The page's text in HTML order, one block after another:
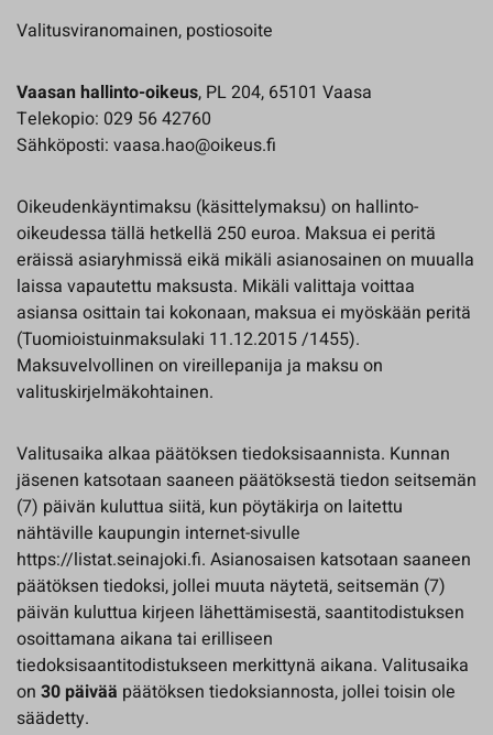
Valitusviranomainen, postiosoite
Vaasan hallinto-oikeus, PL 204, 65101 Vaasa
Telekopio: 029 56 42760
Sähköposti: vaasa.hao@oikeus.fi
Oikeudenkäyntimaksu (käsittelymaksu) on hallinto-
oikeudessa tällä hetkellä 250 euroa. Maksua ei peritä
eräissä asiaryhmissä eikä mikäli asianosainen on muualla
laissa vapautettu maksusta. Mikäli valittaja voittaa
asiansa osittain tai kokonaan, maksua ei myöskään peritä
(Tuomioistuinmaksulaki 11.12.2015 /1455).
Maksuvelvollinen on vireillepanija ja maksu on
valituskirjelmäkohtainen.
Valitusaika alkaa päätöksen tiedoksisaannista. Kunnan
jäsenen katsotaan saaneen päätöksestä tiedon seitsemän
(7) päivän kuluttua siitä, kun pöytäkirja on laitettu
nähtäville kaupungin internet-sivulle
https://listat.seinajoki.fi. Asianosaisen katsotaan saaneen
päätöksen tiedoksi, jollei muuta näytetä, seitsemän (7)
päivän kuluttua kirjeen lähettämisestä, saantitodistuksen
osoittamana aikana tai erilliseen
tiedoksisaantitodistukseen merkittynä aikana. Valitusaika
on 30 päivää päätöksen tiedoksiannosta, jollei toisin ole
säädetty.